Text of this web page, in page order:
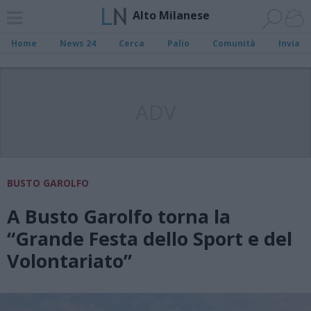
Alto Milanese
Home News 24 Cerca Palio Comunità Invia
BUSTO GAROLFO
A Busto Garolfo torna la
“Grande Festa dello Sport e del
Volontariato”